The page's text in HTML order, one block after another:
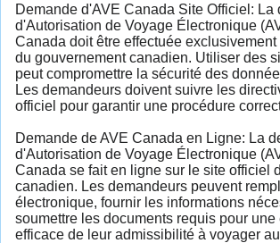
Demande d'AVE Canada Site Officiel: La
d'Autorisation de Voyage Électronique
Canada doit être effectuée exclusivement
du gouvernement canadien. Utiliser des
peut compromettre la sécurité des
Les demandeurs doivent suivre les
officiel pour garantir une procédure
Demande de AVE Canada en Ligne: La
d'Autorisation de Voyage Électronique
Canada se fait en ligne sur le site officiel
canadien. Les demandeurs peuvent
électronique, fournir les informations
soumettre les documents requis pour une
efficace de leur admissibilité à voyager